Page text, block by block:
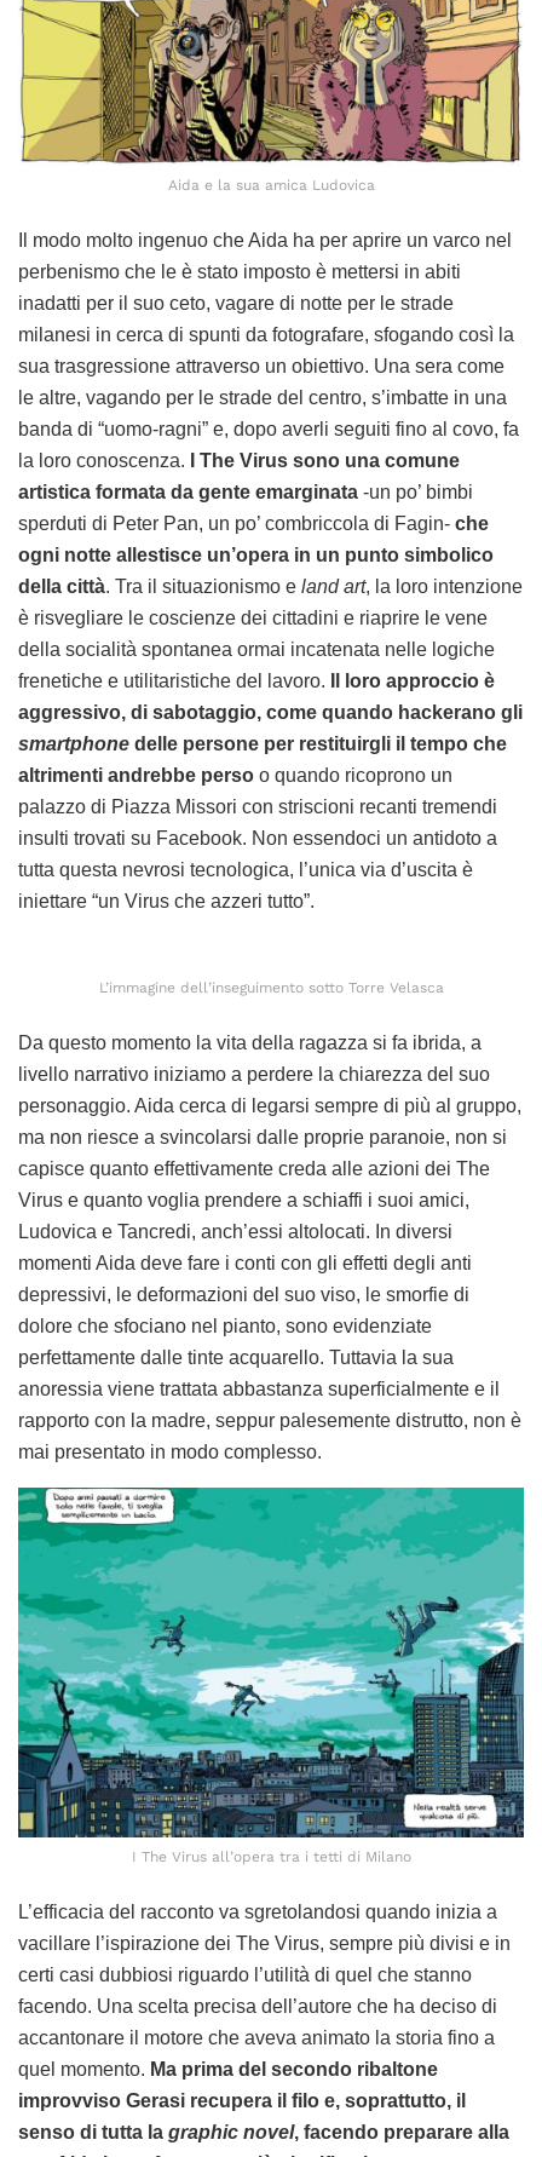
Aida e la sua amica Ludovica
Il modo molto ingenuo che Aida ha per aprire un varco nel
perbenismo che le è stato imposto è mettersi in abiti
inadatti per il suo ceto, vagare di notte per le strade
milanesi in cerca di spunti da fotografare, sfogando così la
sua trasgressione attraverso un obiettivo. Una sera come
le altre, vagando per le strade del centro, s’imbatte in una
banda di “uomo-ragni” e, dopo averli seguiti fino al covo, fa
la loro conoscenza.
I The Virus sono una comune
artistica formata da gente emarginata -un po’ bimbi
sperduti di Peter Pan, un po’ combriccola di Fagin- che
ogni notte allestisce un’opera in un punto simbolico
della città. Tra il situazionismo e land art, la loro intenzione
è risvegliare le coscienze dei cittadini e riaprire le vene
della socialità spontanea ormai incatenata nelle logiche
frenetiche e utilitaristiche del lavoro.
Il loro approccio è
aggressivo, di sabotaggio, come quando hackerano gli
smartphone delle persone per restituirgli il tempo che
altrimenti andrebbe perso o quando ricoprono un
palazzo di Piazza Missori con striscioni recanti tremendi
insulti trovati su Facebook. Non essendoci un antidoto a
tutta questa nevrosi tecnologica, l’unica via d’uscita è
iniettare “un Virus che azzeri tutto”.
L’immagine dell’inseguimento sotto Torre Velasca
Da questo momento la vita della ragazza si fa ibrida, a
livello narrativo iniziamo a perdere la chiarezza del suo
personaggio. Aida cerca di legarsi sempre di più al gruppo,
ma non riesce a svincolarsi dalle proprie paranoie, non si
capisce quanto effettivamente creda alle azioni dei The
Virus e quanto voglia prendere a schiaffi i suoi amici,
Ludovica e Tancredi, anch’essi altolocati. In diversi
momenti Aida deve fare i conti con gli effetti degli anti
depressivi, le deformazioni del suo viso, le smorfie di
dolore che sfociano nel pianto, sono evidenziate
perfettamente dalle tinte acquarello. Tuttavia la sua
anoressia viene trattata abbastanza superficialmente e il
rapporto con la madre, seppur palesemente distrutto, non è
mai presentato in modo complesso.
I The Virus all’opera tra i tetti di Milano
L’efficacia del racconto va sgretolandosi quando inizia a
vacillare l’ispirazione dei The Virus, sempre più divisi e in
certi casi dubbiosi riguardo l’utilità di quel che stanno
facendo. Una scelta precisa dell’autore che ha deciso di
accantonare il motore che aveva animato la storia fino a
quel momento. Ma prima del secondo ribaltone
improvviso Gerasi recupera il filo e, soprattutto, il
senso di tutta la graphic novel, facendo preparare alla